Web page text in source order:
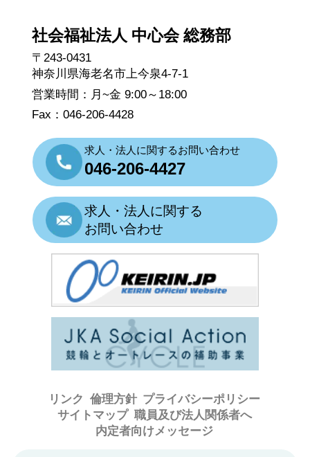
社会福祉法人 中心会 総務部
〒243-0431
神奈川県海老名市上今泉4-7-1
営業時間：月~金 9:00～18:00
Fax：046-206-4428
求人・法人に関するお問い合わせ
046-206-4427
求人・法人に関する
お問い合わせ
リンク 倫理方針 プライバシーポリシー
サイトマップ 職員及び法人関係者へ
内定者向けメッセージ